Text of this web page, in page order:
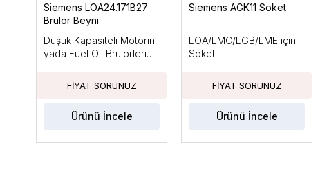
Siemens LOA24.171B27
Brülör Beyni
Düşük Kapasiteli Motorin
yada Fuel Oil Brülörleri
Ürünü İncele
Siemens AGK11 Soket
LOA/LMO/LGB/LME için
Soket
Ürünü İncele